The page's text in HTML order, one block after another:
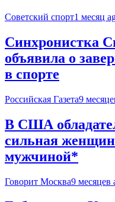
Советский спорт1 месяц
Синхронистка
объявила о
в спорте
Российская Газета9
В США
сильная
мужчиной*
Говорит Москва9 месяцев